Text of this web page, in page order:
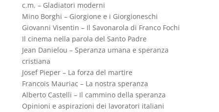
c.m. – Gladiatori moderni
Mino Borghi – Giorgione e i Giorgioneschi
Giovanni Visentin – Il Savonarola di Franco Fochi
Il cinema nella parola del Santo Padre
Jean Danielou – Speranza umana e speranza
cristiana
Josef Pieper – La forza del martire
Francois Mauriac – La nostra speranza
Alberto Castelli – Il cammino della speranza
Opinioni e aspirazioni dei lavoratori italiani